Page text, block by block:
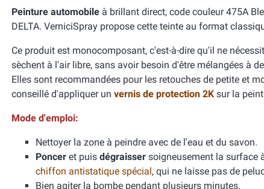
Peinture automobile à brillant direct, code couleur 475A
DELTA. VerniciSpray propose cette teinte au format
Ce produit est monocomposant, c'est-à-dire qu'il ne
sèchent à l'air libre, sans avoir besoin d'être mélangées à
Elles sont recommandées pour les retouches de petite et
conseillé d'appliquer un vernis de protection 2K sur la
Mode d'emploi:
Nettoyer la zone à peindre avec de l'eau et du savon.
Poncer et puis dégraisser soigneusement la surface
chiffon antistatique spécial, qui ne laisse pas de
Bien agiter la bombe pendant plusieurs minutes.